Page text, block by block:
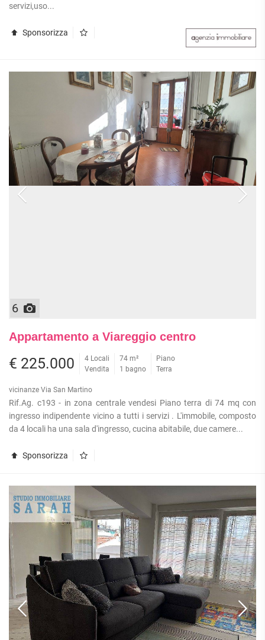
servizi,uso...
Sponsorizza
6
Appartamento a Viareggio centro
€ 225.000
4 Locali
Vendita
74 m²
1 bagno
Piano
Terra
vicinanze Via San Martino
Rif.Ag. c193 - in zona centrale vendesi Piano terra di 74 mq con
ingresso indipendente vicino a tutti i servizi . L'immobile, composto
da 4 locali ha una sala d'ingresso, cucina abitabile, due camere...
Sponsorizza